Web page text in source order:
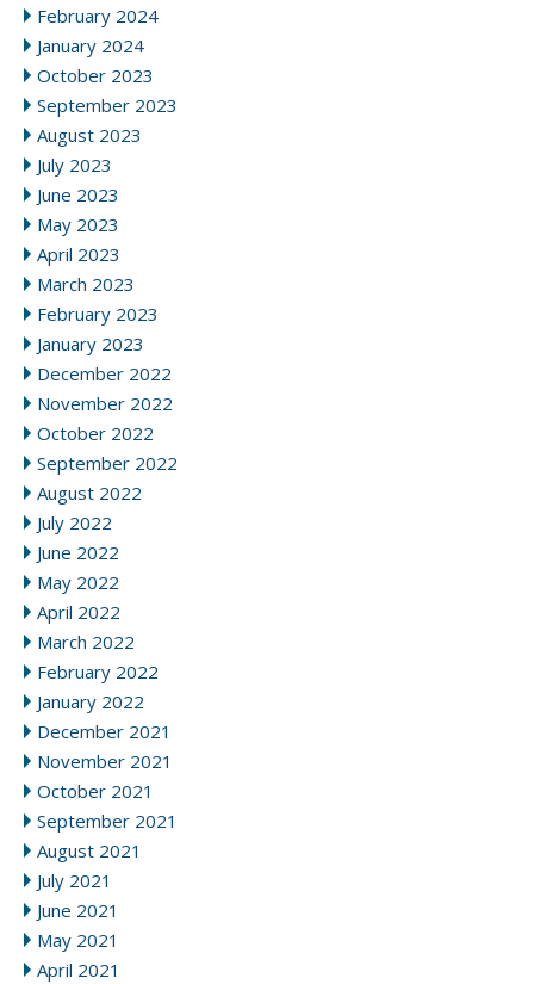
February 2024
January 2024
October 2023
September 2023
August 2023
July 2023
June 2023
May 2023
April 2023
March 2023
February 2023
January 2023
December 2022
November 2022
October 2022
September 2022
August 2022
July 2022
June 2022
May 2022
April 2022
March 2022
February 2022
January 2022
December 2021
November 2021
October 2021
September 2021
August 2021
July 2021
June 2021
May 2021
April 2021